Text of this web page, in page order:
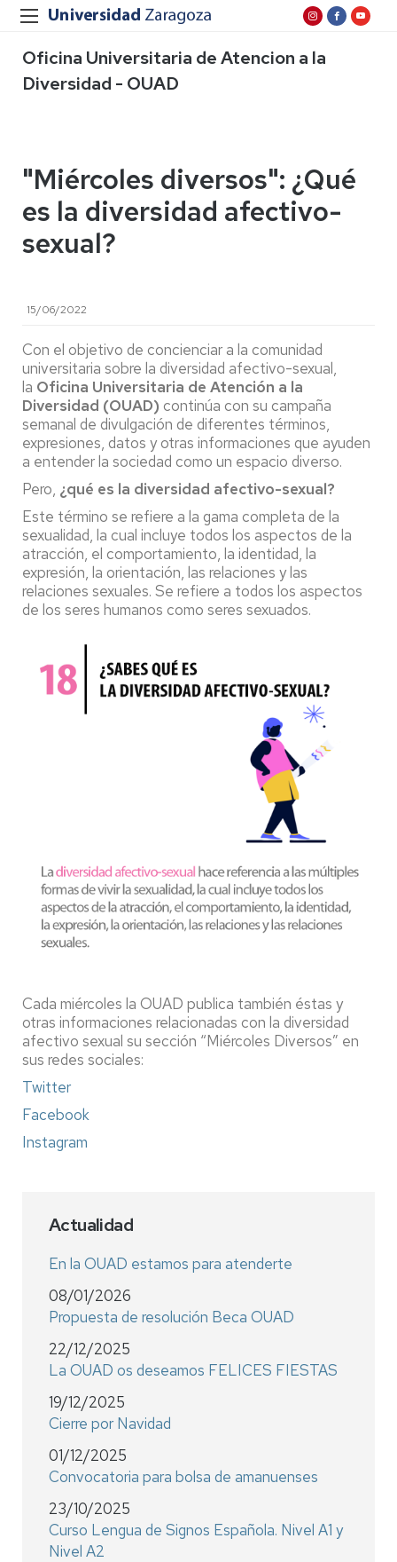
Oficina Universitaria de Atencion a la
Diversidad - OUAD
"Miércoles diversos": ¿Qué
es la diversidad afectivo-
sexual?
15/06/2022
Con el objetivo de concienciar a la comunidad
universitaria sobre la diversidad afectivo-sexual,
la Oficina Universitaria de Atención a la
Diversidad (OUAD) continúa con su campaña
semanal de divulgación de diferentes términos,
expresiones, datos y otras informaciones que ayuden
a entender la sociedad como un espacio diverso.
Pero, ¿qué es la diversidad afectivo-sexual?
Este término se refiere a la gama completa de la
sexualidad, la cual incluye todos los aspectos de la
atracción, el comportamiento, la identidad, la
expresión, la orientación, las relaciones y las
relaciones sexuales. Se refiere a todos los aspectos
de los seres humanos como seres sexuados.
Cada miércoles la OUAD publica también éstas y
otras informaciones relacionadas con la diversidad
afectivo sexual su sección “Miércoles Diversos” en
sus redes sociales:
Twitter
Facebook
Instagram
Actualidad
En la OUAD estamos para atenderte
08/01/2026
Propuesta de resolución Beca OUAD
22/12/2025
La OUAD os deseamos FELICES FIESTAS
19/12/2025
Cierre por Navidad
01/12/2025
Convocatoria para bolsa de amanuenses
23/10/2025
Curso Lengua de Signos Española. Nivel A1 y
Nivel A2